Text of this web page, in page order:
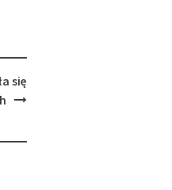
się